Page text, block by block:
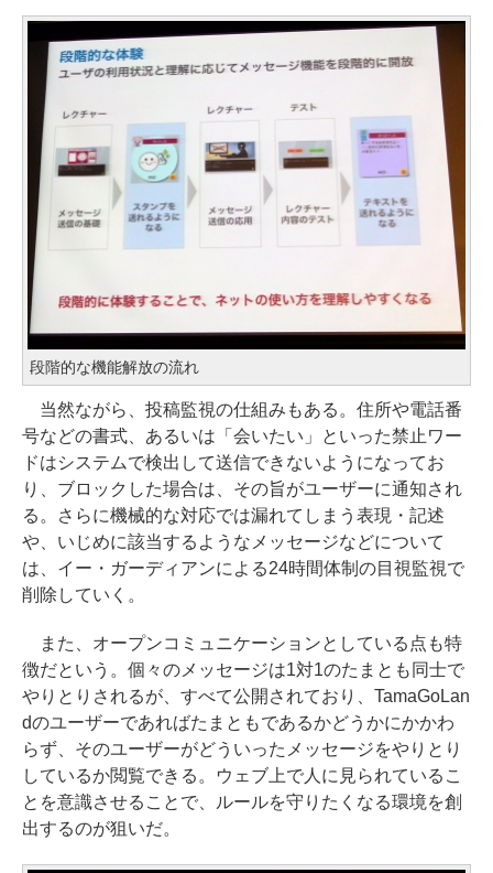
段階的な機能解放の流れ
当然ながら、投稿監視の仕組みもある。住所や電話番
号などの書式、あるいは「会いたい」といった禁止ワー
ドはシステムで検出して送信できないようになってお
り、ブロックした場合は、その旨がユーザーに通知され
る。さらに機械的な対応では漏れてしまう表現・記述
や、いじめに該当するようなメッセージなどについて
は、イー・ガーディアンによる24時間体制の目視監視で
削除していく。
また、オープンコミュニケーションとしている点も特
徴だという。個々のメッセージは1対1のたまとも同士で
やりとりされるが、すべて公開されており、TamaGoLan
dのユーザーであればたまともであるかどうかにかかわ
らず、そのユーザーがどういったメッセージをやりとり
しているか閲覧できる。ウェブ上で人に見られているこ
とを意識させることで、ルールを守りたくなる環境を創
出するのが狙いだ。